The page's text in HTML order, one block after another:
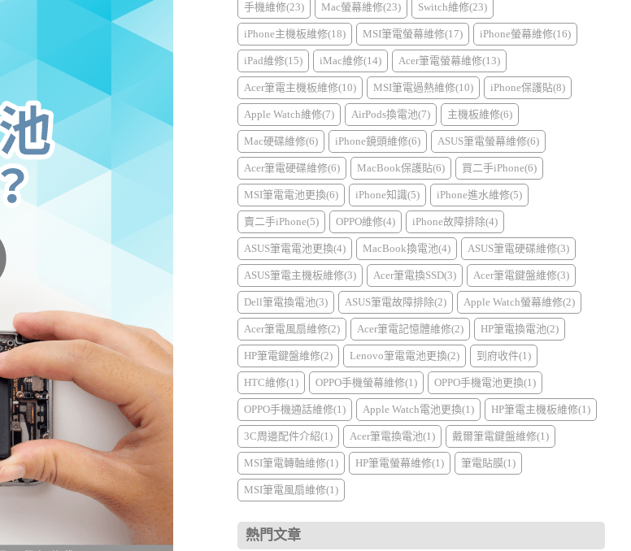
手機維修(23) Mac螢幕維修(23) Switch維修(23)
iPhone主機板維修(18) MSI筆電螢幕維修(17) iPhone螢幕維修(16)
iPad維修(15) iMac維修(14) Acer筆電螢幕維修(13)
Acer筆電主機板維修(10) MSI筆電過熱維修(10) iPhone保護貼(8)
Apple Watch維修(7) AirPods換電池(7) 主機板維修(6)
Mac硬碟維修(6) iPhone鏡頭維修(6) ASUS筆電螢幕維修(6)
Acer筆電硬碟維修(6) MacBook保護貼(6) 買二手iPhone(6)
MSI筆電電池更換(6) iPhone知識(5) iPhone進水維修(5)
賣二手iPhone(5) OPPO維修(4) iPhone故障排除(4)
ASUS筆電電池更換(4) MacBook換電池(4) ASUS筆電硬碟維修(3)
ASUS筆電主機板維修(3) Acer筆電換SSD(3) Acer筆電鍵盤維修(3)
Dell筆電換電池(3) ASUS筆電故障排除(2) Apple Watch螢幕維修(2)
Acer筆電風扇維修(2) Acer筆電記憶體維修(2) HP筆電換電池(2)
HP筆電鍵盤維修(2) Lenovo筆電電池更換(2) 到府收件(1)
HTC維修(1) OPPO手機螢幕維修(1) OPPO手機電池更換(1)
OPPO手機通話維修(1) Apple Watch電池更換(1) HP筆電主機板維修(1)
3C周邊配件介紹(1) Acer筆電換電池(1) 戴爾筆電鍵盤維修(1)
MSI筆電轉軸維修(1) HP筆電螢幕維修(1) 筆電貼膜(1)
MSI筆電風扇維修(1)
熱門文章